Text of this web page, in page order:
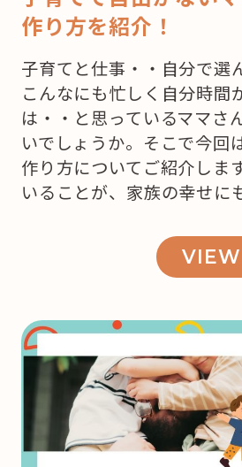
作り方を紹介！
子育てと仕事・・自分で選
こんなにも忙しく自分時間
は・・と思っているママさ
いでしょうか。そこで今回
作り方についてご紹介しま
いることが、家族の幸せに